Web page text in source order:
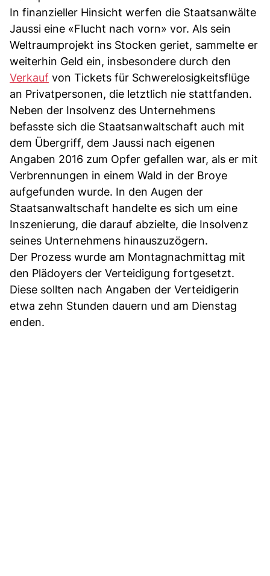
In finanzieller Hinsicht werfen die Staatsanwälte
Jaussi eine «Flucht nach vorn» vor. Als sein
Weltraumprojekt ins Stocken geriet, sammelte er
weiterhin Geld ein, insbesondere durch den
Verkauf von Tickets für Schwerelosigkeitsflüge
an Privatpersonen, die letztlich nie stattfanden.
Neben der Insolvenz des Unternehmens
befasste sich die Staatsanwaltschaft auch mit
dem Übergriff, dem Jaussi nach eigenen
Angaben 2016 zum Opfer gefallen war, als er mit
Verbrennungen in einem Wald in der Broye
aufgefunden wurde. In den Augen der
Staatsanwaltschaft handelte es sich um eine
Inszenierung, die darauf abzielte, die Insolvenz
seines Unternehmens hinauszuzögern.
Der Prozess wurde am Montagnachmittag mit
den Plädoyers der Verteidigung fortgesetzt.
Diese sollten nach Angaben der Verteidigerin
etwa zehn Stunden dauern und am Dienstag
enden.